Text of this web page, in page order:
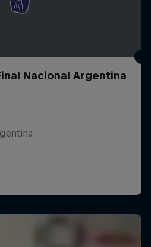
Nacional Argentina